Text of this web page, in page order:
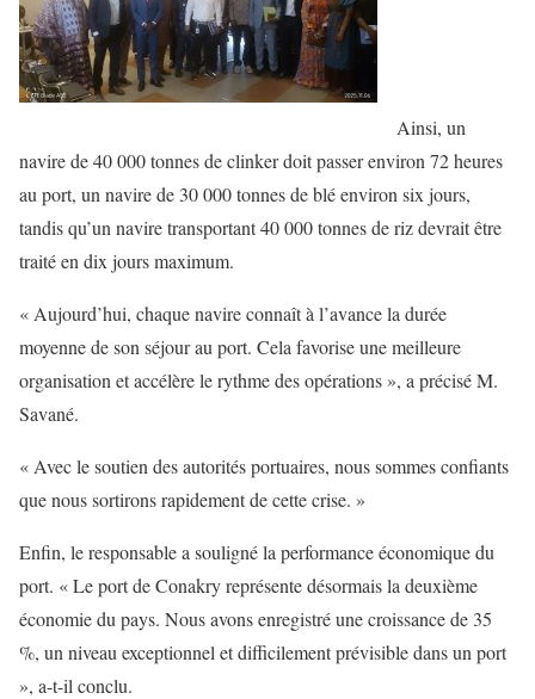
Ainsi, un
navire de 40 000 tonnes de clinker doit passer environ 72 heures
au port, un navire de 30 000 tonnes de blé environ six jours,
tandis qu’un navire transportant 40 000 tonnes de riz devrait être
traité en dix jours maximum.
« Aujourd’hui, chaque navire connaît à l’avance la durée
moyenne de son séjour au port. Cela favorise une meilleure
organisation et accélère le rythme des opérations », a précisé M.
Savané.
« Avec le soutien des autorités portuaires, nous sommes confiants
que nous sortirons rapidement de cette crise. »
Enfin, le responsable a souligné la performance économique du
port. « Le port de Conakry représente désormais la deuxième
économie du pays. Nous avons enregistré une croissance de 35
%, un niveau exceptionnel et difficilement prévisible dans un port
», a-t-il conclu.